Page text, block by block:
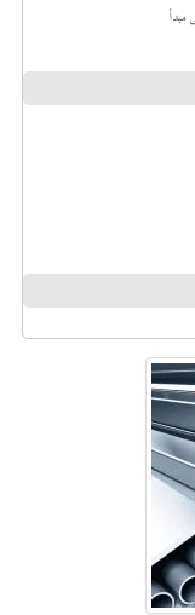
مبدأ